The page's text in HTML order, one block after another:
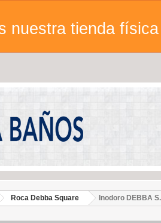
nuestra tienda
Roca Debba Square Inodoro DEBBA